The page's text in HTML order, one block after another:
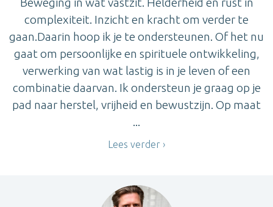
complexiteit. Inzicht en kracht om verder te
gaan.Daarin hoop ik je te ondersteunen. Of het nu
gaat om persoonlijke en spirituele ontwikkeling,
verwerking van wat lastig is in je leven of een
combinatie daarvan. Ik ondersteun je graag op je
pad naar herstel, vrijheid en bewustzijn. Op maat
...
Lees verder